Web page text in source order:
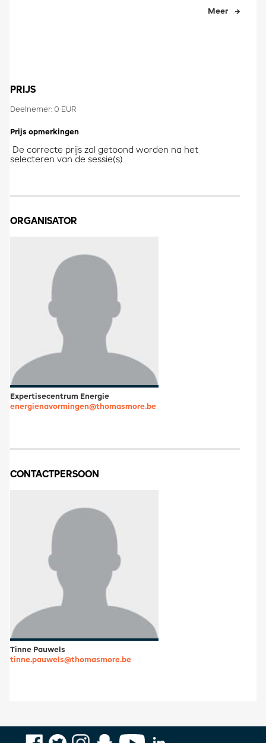
Meer
PRIJS
Deelnemer: 0 EUR
Prijs opmerkingen
De correcte prijs zal getoond worden na het
selecteren van de sessie(s)
ORGANISATOR
Expertisecentrum Energie
energienavormingen@thomasmore.be
CONTACTPERSOON
Tinne Pauwels
tinne.pauwels@thomasmore.be